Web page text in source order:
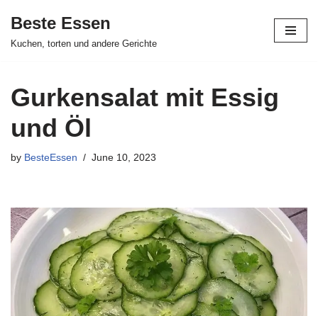
Skip
Beste Essen
Kuchen, torten und andere Gerichte
Gurkensalat mit Essig
und Öl
by BesteEssen June 10, 2023